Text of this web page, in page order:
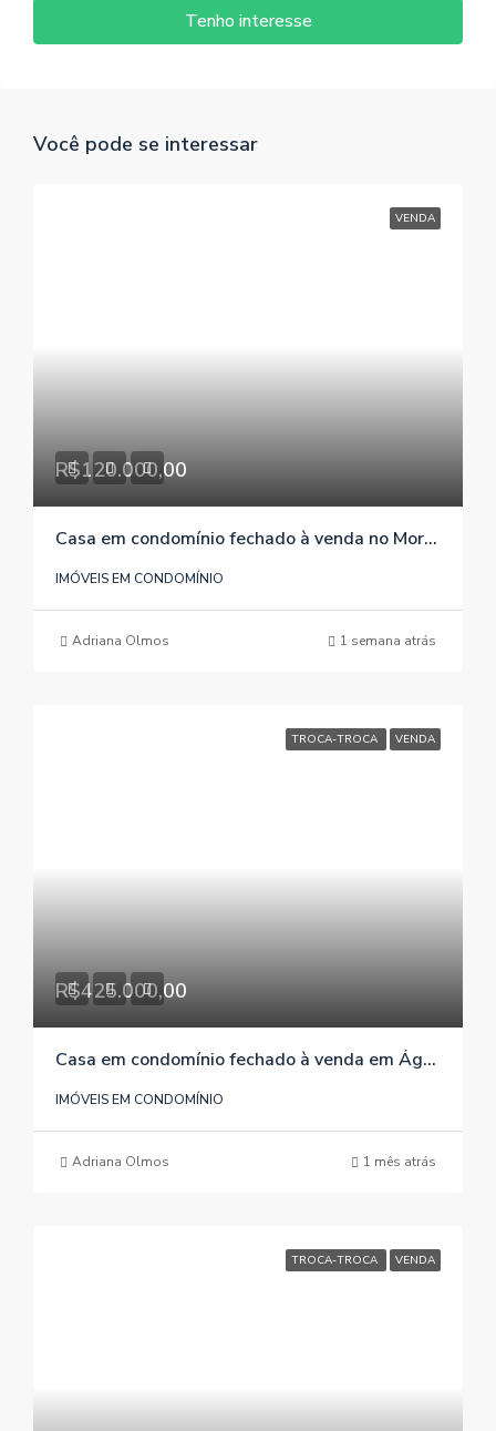
Tenho interesse
Você pode se interessar
VENDA
R$120.000,00
Casa em condomínio fechado à venda no Morro Grande / Viamão / RS, referência 239
IMÓVEIS EM CONDOMÍNIO
Adriana Olmos 1 semana atrás
TROCA-TROCA VENDA
R$425.000,00
Casa em condomínio fechado à venda em Águas Claras / Viamão / RS, referência 307
IMÓVEIS EM CONDOMÍNIO
Adriana Olmos 1 mês atrás
TROCA-TROCA VENDA